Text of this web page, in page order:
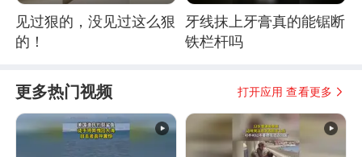
见过狠的，没见过这么狠
的！
牙线抹上牙膏真的能锯断
铁栏杆吗
更多热门视频 打开应用 查看更多